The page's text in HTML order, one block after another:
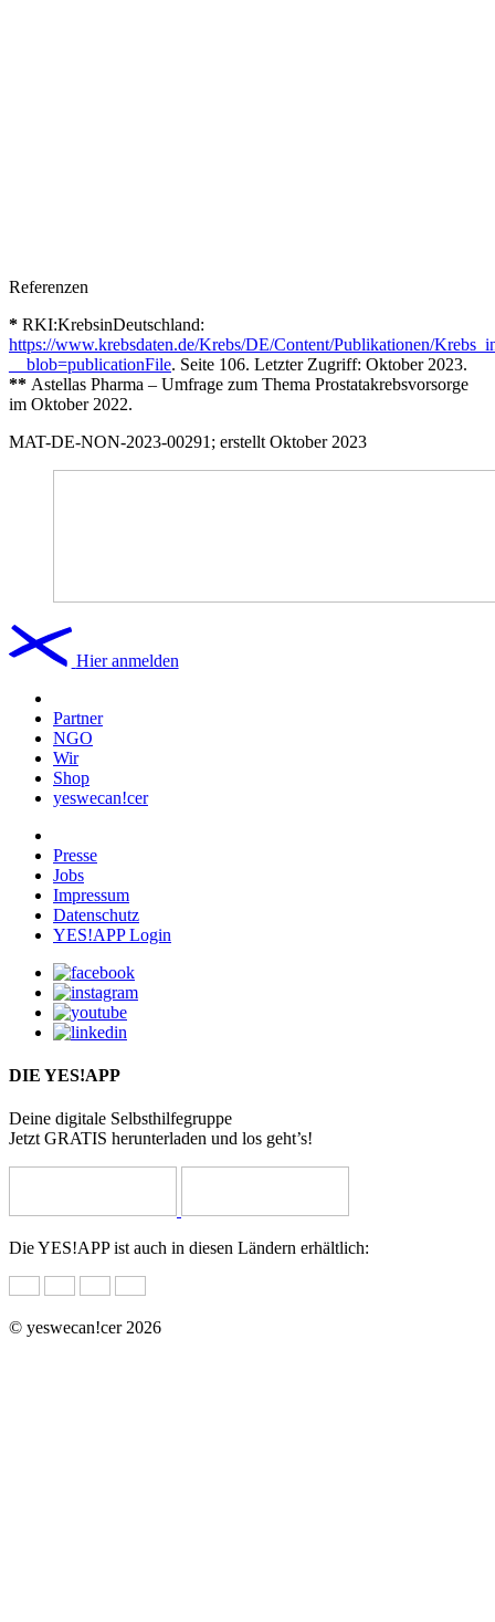
Referenzen
* RKI:KrebsinDeutschland:
https://www.krebsdaten.de/Krebs/DE/Content/Publikationen/
__blob=publicationFile. Seite 106. Letzter Zugriff: Oktober 2023.
** Astellas Pharma – Umfrage zum Thema Prostatakrebsvorsorge
im Oktober 2022.
MAT-DE-NON-2023-00291; erstellt Oktober 2023
Hier anmelden
Partner
NGO
Wir
Shop
yeswecan!cer
Presse
Jobs
Impressum
Datenschutz
YES!APP Login
DIE YES!APP
Deine digitale Selbsthilfegruppe
Jetzt GRATIS herunterladen und los geht’s!
Die YES!APP ist auch in diesen Ländern erhältlich:
© yeswecan!cer 2026